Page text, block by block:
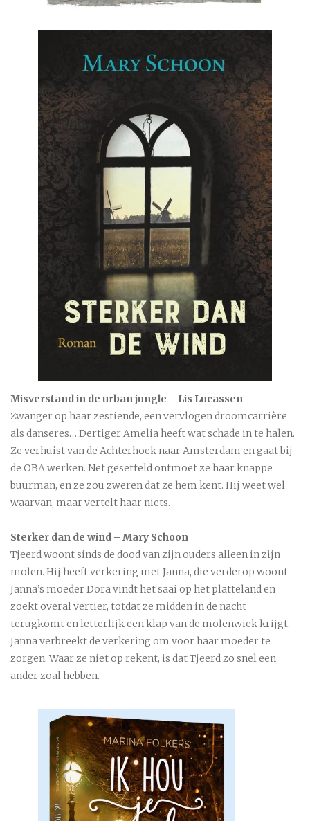
Misverstand in de urban jungle – Lis Lucassen
Zwanger op haar zestiende, een vervlogen droomcarrière
als danseres… Dertiger Amelia heeft wat schade in te halen.
Ze verhuist van de Achterhoek naar Amsterdam en gaat bij
de OBA werken. Net gesetteld ontmoet ze haar knappe
buurman, en ze zou zweren dat ze hem kent. Hij weet wel
waarvan, maar vertelt haar niets.
Sterker dan de wind – Mary Schoon
Tjeerd woont sinds de dood van zijn ouders alleen in zijn
molen. Hij heeft verkering met Janna, die verderop woont.
Janna’s moeder Dora vindt het saai op het platteland en
zoekt overal vertier, totdat ze midden in de nacht
terugkomt en letterlijk een klap van de molenwiek krijgt.
Janna verbreekt de verkering om voor haar moeder te
zorgen. Waar ze niet op rekent, is dat Tjeerd zo snel een
ander zoal hebben.